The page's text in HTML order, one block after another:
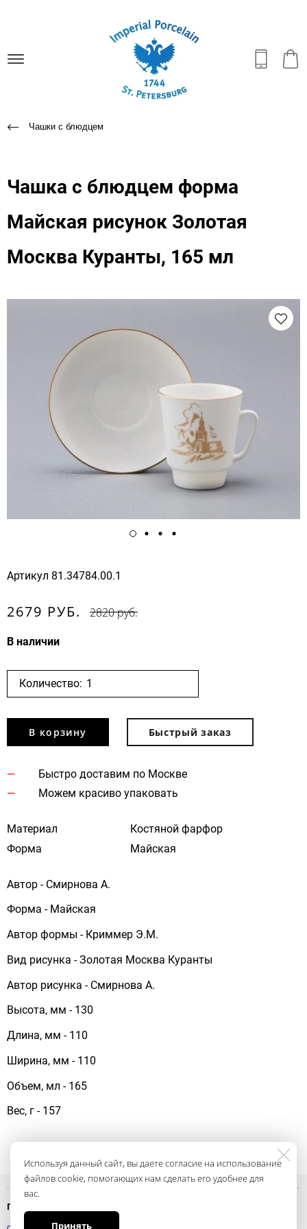
Чашки с блюдцем
Чашка с блюдцем форма
Майская рисунок Золотая
Москва Куранты, 165 мл
Артикул 81.34784.00.1
2679 РУБ. 2820 руб.
В наличии
Количество:
В корзину Быстрый заказ
Быстро доставим по Москве
Можем красиво упаковать
Материал
Костяной фарфор
Форма
Майская
Автор - Смирнова А.
Форма - Майская
Автор формы - Криммер Э.М.
Вид рисунка - Золотая Москва Куранты
Автор рисунка - Смирнова А.
Высота, мм - 130
Длина, мм - 110
Ширина, мм - 110
Объем, мл - 165
Вес, г - 157
Используя данный сайт, вы даете согласие на использование
файлов cookie, помогающих нам сделать его удобнее для
вас.
Принять
Политика конфиденциальности